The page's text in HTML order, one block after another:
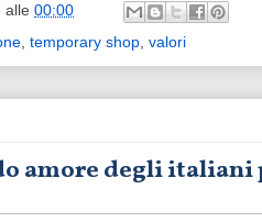
alle 00:00
, temporary shop, valori
amore degli italiani